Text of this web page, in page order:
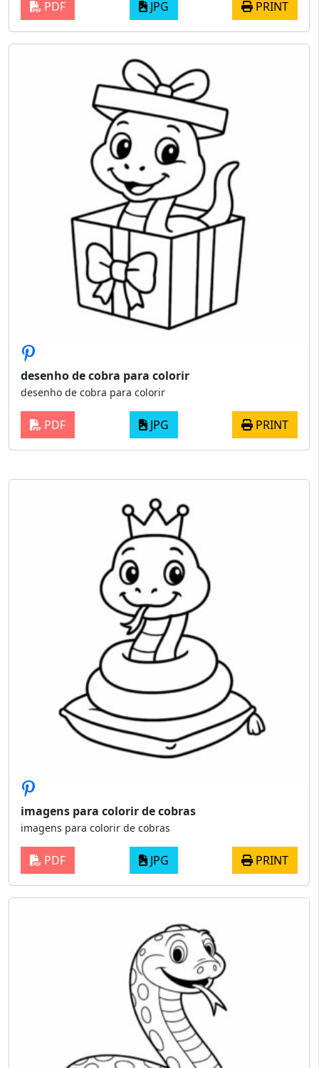
PDF JPG PRINT
desenho de cobra para colorir
desenho de cobra para colorir
PDF JPG PRINT
imagens para colorir de cobras
imagens para colorir de cobras
PDF JPG PRINT